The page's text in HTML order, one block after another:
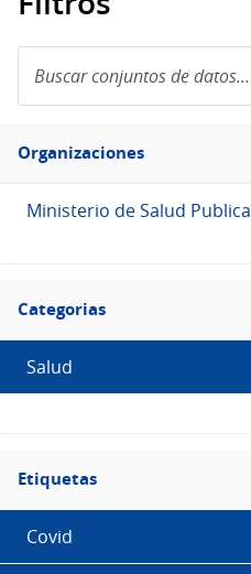
conjuntos
de
Filtro
Organizaciones
Organizaciones
Ministerio de Salud Publica
Filtro
Categorias
Categorias
Salud
Filtro
Etiquetas
Etiquetas
Covid